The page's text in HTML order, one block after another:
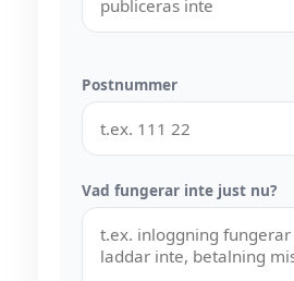
Postnummer
Vad fungerar inte just nu?